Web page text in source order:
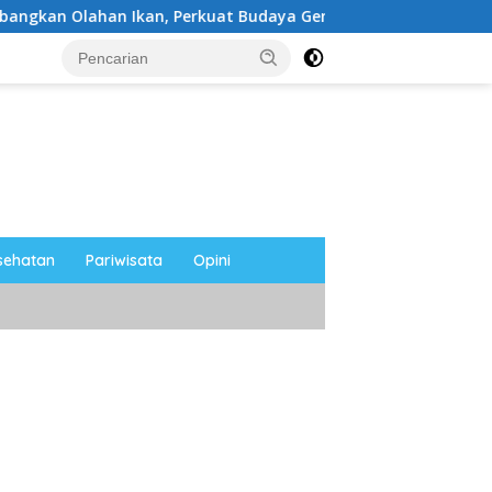
Perkuat Budaya Gemar Makan Ikan
Pariwisata Opini